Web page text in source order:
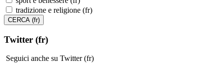
tradizione e religione (fr)
Twitter (fr)
Seguici anche su Twitter (fr)